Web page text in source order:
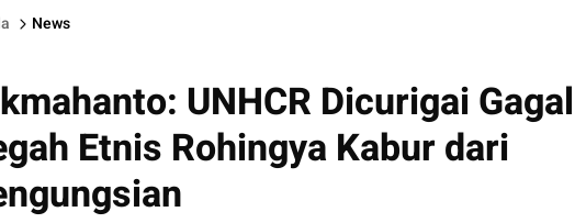
News
UNHCR Dicurigai Gagal
Etnis Rohingya Kabur dari